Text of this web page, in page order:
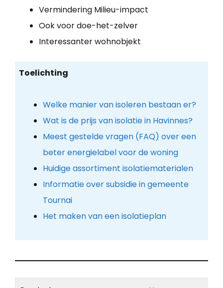
Vermindering Milieu-impact
Ook voor doe-het-zelver
Interessanter wohnobjekt
Toelichting
Welke manier van isoleren bestaan er?
Wat is de prijs van isolatie in Havinnes?
Meest gestelde vragen (FAQ) over een
beter energielabel voor de woning
Huidige assortiment isolatiematerialen
Informatie over subsidie in gemeente
Tournai
Het maken van een isolatieplan